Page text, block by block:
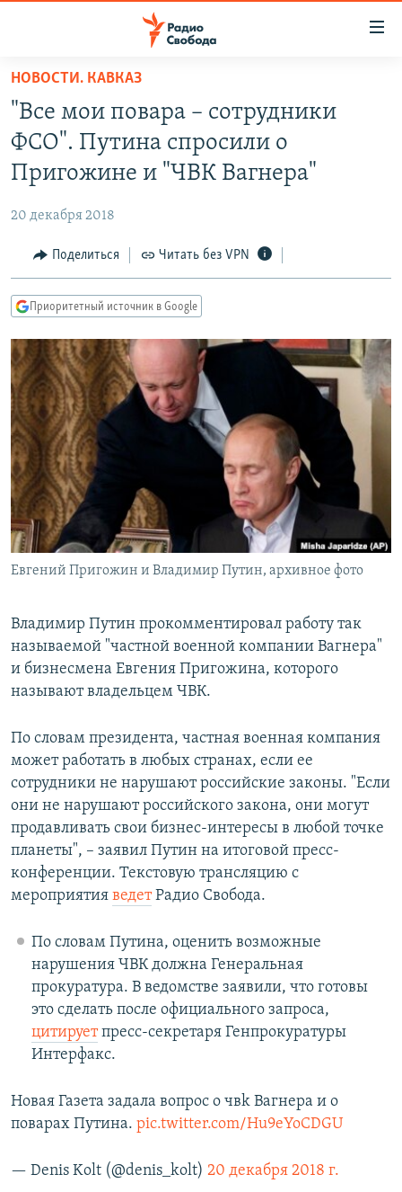
упрощенного
доступа
Вернуться
основному
Вернутся
Вернутся
поиску
ПРОГРАММЫ
ПОДКАСТЫ
АВТОРСКИЕ ПРОЕКТЫ
МНЕНИЯ
КУЛЬТУРА
КАВКАЗ.РЕАЛИИ
СЕВЕР.РЕАЛИИ
СИБИРЬ.РЕАЛИИ
РАСПИСАНИЕ ВЕЩАНИЯ
ПОДПИШИТЕСЬ НА РАССЫЛКУ
СОЦИАЛЬНЫЕ СЕТИ
Все сайты РСЕ/РС
НОВОСТИ. КАВКАЗ
"Все мои повара – сотрудники
ФСО". Путина спросили о
Пригожине и "ЧВК Вагнера"
20 декабря 2018
Поделиться Читать без VPN
Приоритетный источник в Google
Евгений Пригожин и Владимир Путин, архивное фото
Владимир Путин прокомментировал работу так
называемой "частной военной компании Вагнера"
и бизнесмена Евгения Пригожина, которого
называют владельцем ЧВК.
По словам президента, частная военная компания
может работать в любых странах, если ее
сотрудники не нарушают российские законы. "Если
они не нарушают российского закона, они могут
продавливать свои бизнес-интересы в любой точке
планеты", – заявил Путин на итоговой пресс-
конференции. Текстовую трансляцию с
мероприятия ведетРадио Свобода.
По словам Путина, оценить возможные
нарушения ЧВК должна Генеральная
прокуратура. В ведомстве заявили, что готовы
это сделать после официального запроса,
цитируетпресс-секретаря Генпрокуратуры
Интерфакс.
Новая Газета задала вопрос о чвk Вагнера и о
поварах Путина. pic.twitter.com/Hu9eYoCDGU
— Denis Kolt (@denis_kolt) 20 декабря 2018 г.